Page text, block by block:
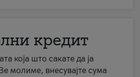
кредит
која што сакате да ја
молиме, внесувајте сума